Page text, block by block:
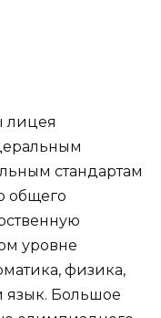
лицея
стандартам
общего
уровне
физика,
язык. Большое